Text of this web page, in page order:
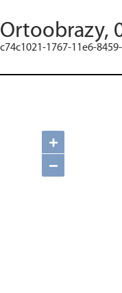
Ortoobrazy,
c74c1021-1767-11e6-
+
−